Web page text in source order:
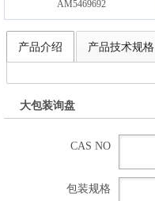
AM5469692
产品介绍 产品技术规格
大包装询盘
CAS NO
包装规格